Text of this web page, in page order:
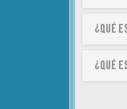
¿Qué
¿Qué